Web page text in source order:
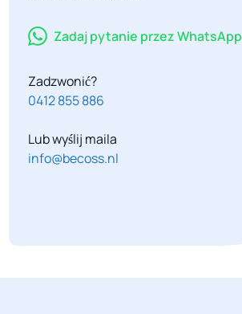
Zadaj pytanie przez WhatsApp
Zadzwonić?
0412 855 886
Lub wyślij maila
info@becoss.nl